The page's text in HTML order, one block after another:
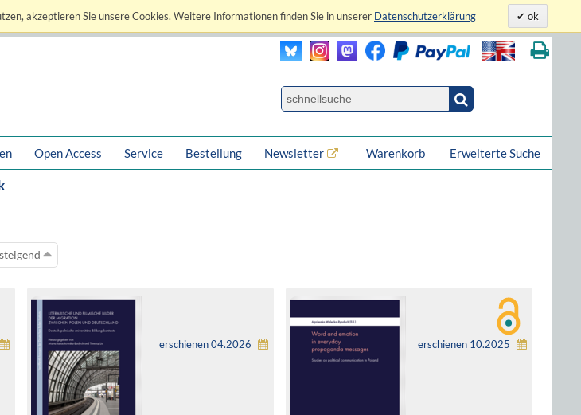
akzeptieren Sie unsere Cookies. Weitere Informationen finden Sie in unserer Datenschutzerklärung ok
Open Access Service Bestellung Newsletter Erweiterte Suche
Warenkorb
erschienen 04.2026 erschienen 10.2025